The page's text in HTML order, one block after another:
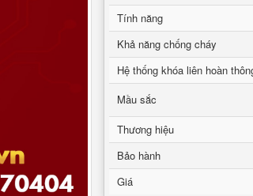
Tính năng
Khả năng chống cháy
Hệ thống khóa liên hoàn
Mầu sắc
Thương hiệu
Bảo hành
Giá